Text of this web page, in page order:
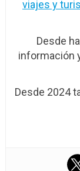
viajes y
Desde
información
Desde 2024